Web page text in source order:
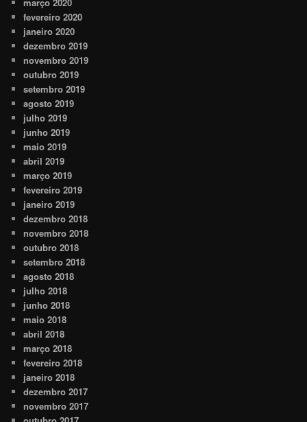
fevereiro 2020
janeiro 2020
dezembro 2019
novembro 2019
outubro 2019
setembro 2019
agosto 2019
julho 2019
junho 2019
maio 2019
abril 2019
março 2019
fevereiro 2019
janeiro 2019
dezembro 2018
novembro 2018
outubro 2018
setembro 2018
agosto 2018
julho 2018
junho 2018
maio 2018
abril 2018
março 2018
fevereiro 2018
janeiro 2018
dezembro 2017
novembro 2017